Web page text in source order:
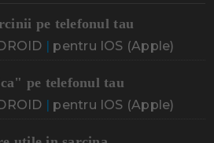
pe telefonul tau
pentru IOS (Apple)
pe telefonul tau
pentru IOS (Apple)